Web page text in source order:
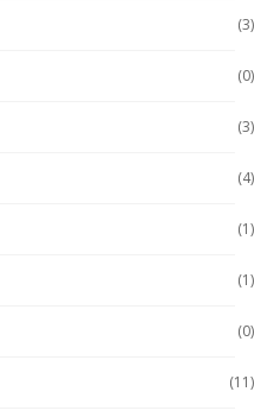
(3)
(0)
(3)
(4)
(1)
(1)
(0)
(11)